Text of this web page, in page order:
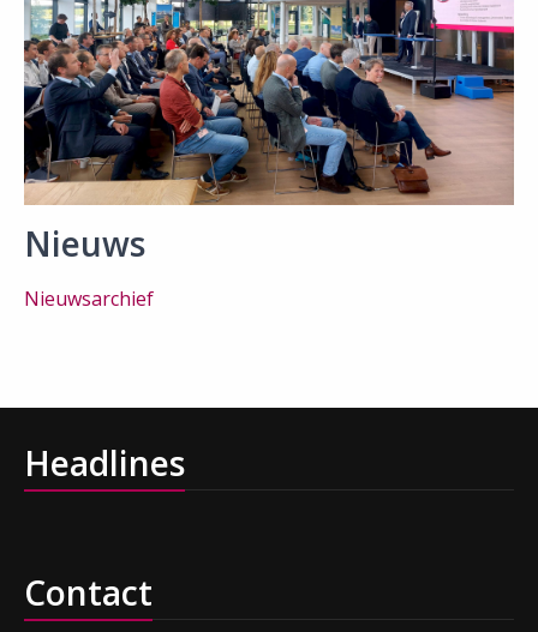
Nieuws
Nieuwsarchief
Headlines
Contact